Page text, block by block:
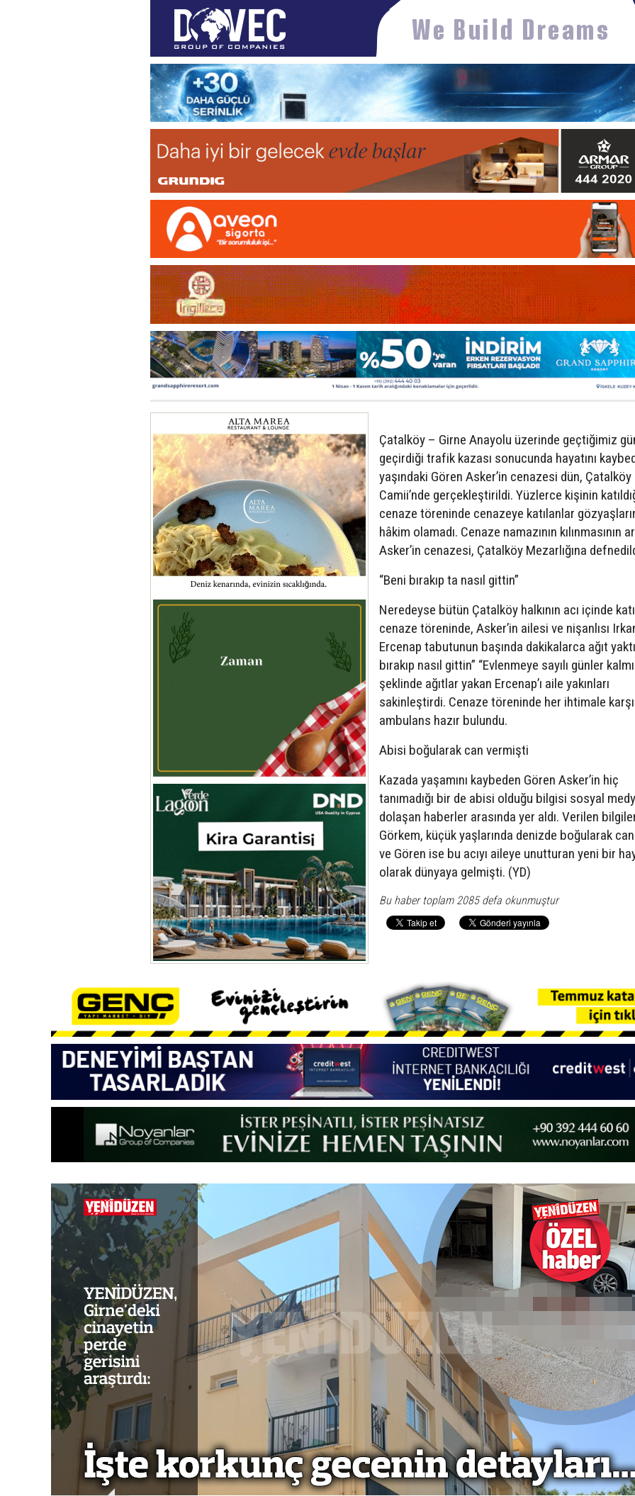
Çatalköy – Girne Anayolu üzerinde geçtiğimiz
geçirdiği trafik kazası sonucunda hayatını
yaşındaki Gören Asker’in cenazesi dün, Çatalköy
Camii’nde gerçekleştirildi. Yüzlerce kişinin
cenaze töreninde cenazeye katılanlar
hâkim olamadı. Cenaze namazının kılınmasının
Asker’in cenazesi, Çatalköy Mezarlığına
“Beni bırakıp ta nasıl gittin”
Neredeyse bütün Çatalköy halkının acı içinde
cenaze töreninde, Asker’in ailesi ve nişanlısı
Ercenap tabutunun başında dakikalarca ağıt
bırakıp nasıl gittin” “Evlenmeye sayılı günler
şeklinde ağıtlar yakan Ercenap’ı aile yakınları
sakinleştirdi. Cenaze töreninde her ihtimale
ambulans hazır bulundu.
Abisi boğularak can vermişti
Kazada yaşamını kaybeden Gören Asker’in hiç
tanımadığı bir de abisi olduğu bilgisi sosyal
dolaşan haberler arasında yer aldı. Verilen
Görkem, küçük yaşlarında denizde boğularak
ve Gören ise bu acıyı aileye unutturan yeni bir
olarak dünyaya gelmişti. (YD)
Bu haber toplam 2085 defa okunmuştur